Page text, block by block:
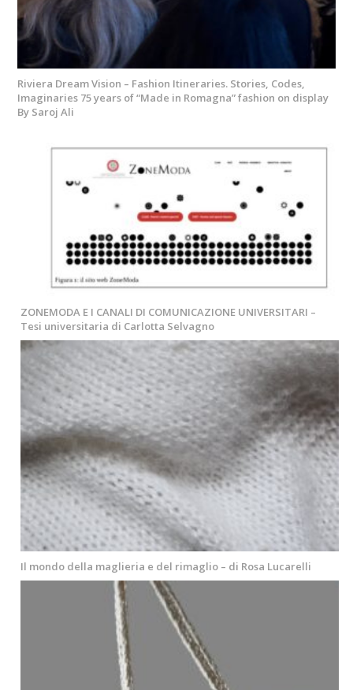
Riviera Dream Vision – Fashion Itineraries. Stories, Codes,
Imaginaries 75 years of “Made in Romagna” fashion on display
By Saroj Ali
ZONEMODA E I CANALI DI COMUNICAZIONE UNIVERSITARI –
Tesi universitaria di Carlotta Selvagno
Il mondo della maglieria e del rimaglio – di Rosa Lucarelli